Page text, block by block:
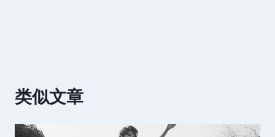
类似文章